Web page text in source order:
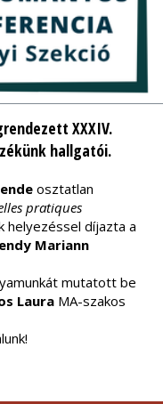
XXXIV.
hallgatói.
osztatlan
pratiques
helyezéssel díjazta a
Mariann
mutatott be
Laura MA-szakos